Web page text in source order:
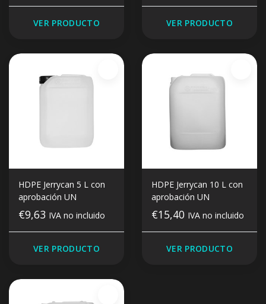
VER PRODUCTO VER PRODUCTO
HDPE Jerrycan 5 L con
aprobación UN
€9,63 IVA no incluido
VER PRODUCTO
HDPE Jerrycan 10 L con
aprobación UN
€15,40 IVA no incluido
VER PRODUCTO